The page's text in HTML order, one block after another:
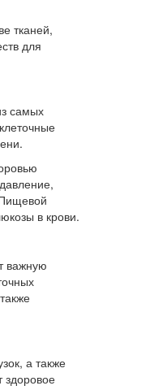
тканей,
для
самых
в крови.
важную
а также
здоровое